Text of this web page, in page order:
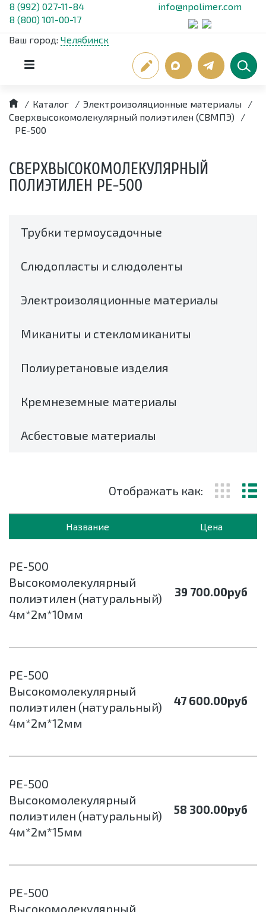
8 (992) 027-11-84
8 (800) 101-00-17
info@npolimer.com
Ваш город: Челябинск
/ Каталог / Электроизоляционные материалы
/
Сверхвысокомолекулярный полиэтилен (СВМПЭ)
/
РЕ-500
СВЕРХВЫСОКОМОЛЕКУЛЯРНЫЙ
ПОЛИЭТИЛЕН РЕ-500
Отображать как:
Название Цена
РЕ-500
Высокомолекулярный
полиэтилен (натуральный)
4м*2м*10мм
39 700.00руб
РЕ-500
Высокомолекулярный
полиэтилен (натуральный)
4м*2м*12мм
47 600.00руб
РЕ-500
Высокомолекулярный
полиэтилен (натуральный)
4м*2м*15мм
58 300.00руб
РЕ-500
Высокомолекулярный
Трубки термоусадочные
Слюдопласты и слюдоленты
Электроизоляционные материалы
Миканиты и стекломиканиты
Полиуретановые изделия
Кремнеземные материалы
Асбестовые материалы